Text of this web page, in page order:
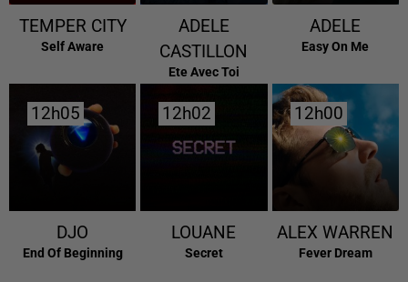
TEMPER CITY
Self Aware
ADELE
CASTILLON
Ete Avec Toi
ADELE
Easy On Me
12h05
12h05
DJO
End Of Beginning
12h02
12h02
LOUANE
Secret
12h00
12h00
ALEX WARREN
Fever Dream